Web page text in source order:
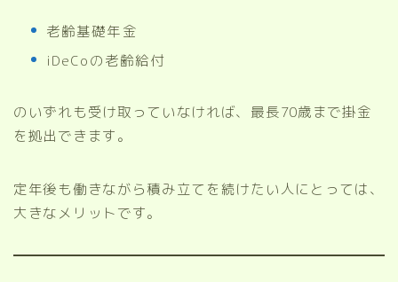
老齢基礎年金
iDeCoの老齢給付
のいずれも受け取っていなければ、最長70歳まで掛金
を拠出できます。
定年後も働きながら積み立てを続けたい人にとっては、
大きなメリットです。